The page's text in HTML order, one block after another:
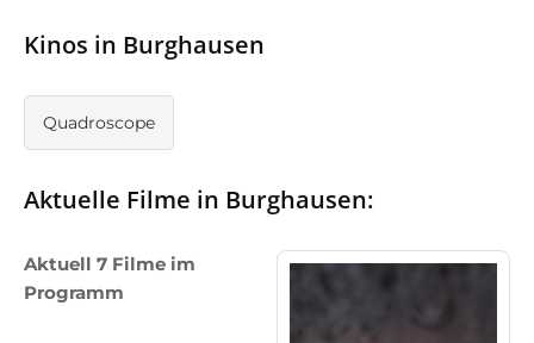
Kinos in Burghausen
Quadroscope
Aktuelle Filme in Burghausen:
Aktuell 7 Filme im
Programm